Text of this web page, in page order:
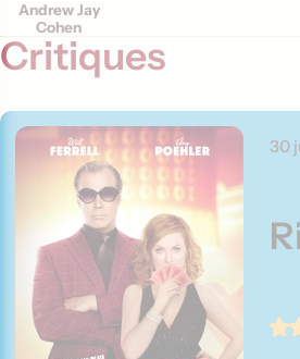
Andrew Jay
Cohen
Critiques
30